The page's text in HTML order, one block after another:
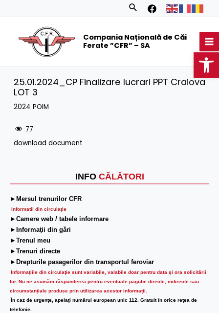
Search
Compania Națională de Căi
Ferate ”CFR” – SA
INFO CĂLĂTORI
►Mersul trenurilor CFR
Informatii din circulaţie
►Camere web / tabele informare
►Informaţii din gări
►Trenul meu
►Trenuri directe
►Drepturile pasagerilor din transportul feroviar
Informaţiile din circulaţie sunt variabile, valabile doar pentru data şi ora solicitării
lor. Nu ne asumăm răspunderea pentru eventuale pagube directe, indirecte sau
circumstanțiale produse prin utilizarea acestor informații.
În caz de urgenţe, apelaţi numărul european unic 112. Gratuit în orice reţea de
telefonie.
25.01.2024_CP Finalizare lucrari PPT Craiova
LOT 3
2024 POIM
77
download document